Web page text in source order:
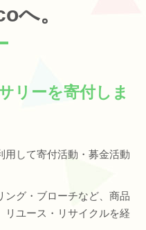
へ。
リーを寄付しま
用して寄付活動・募金活動
ング・ブローチなど、商品
リユース・リサイクルを経